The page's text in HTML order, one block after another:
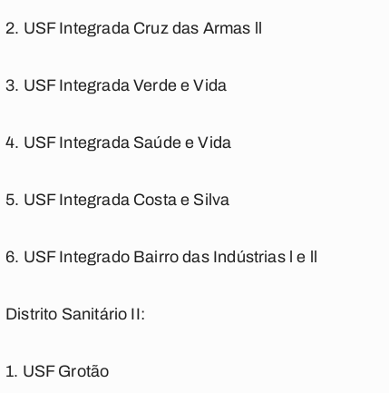
2. USF Integrada Cruz das Armas ll
3. USF Integrada Verde e Vida
4. USF Integrada Saúde e Vida
5. USF Integrada Costa e Silva
6. USF Integrado Bairro das Indústrias l e ll
Distrito Sanitário II:
1. USF Grotão